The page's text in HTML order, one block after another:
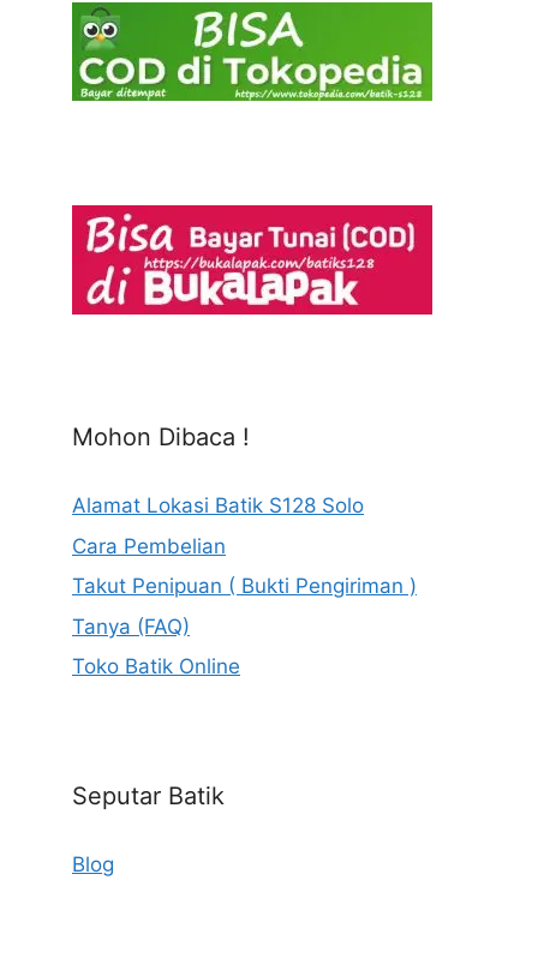
Mohon Dibaca !
Alamat Lokasi Batik S128 Solo
Cara Pembelian
Takut Penipuan ( Bukti Pengiriman )
Tanya (FAQ)
Toko Batik Online
Seputar Batik
Blog